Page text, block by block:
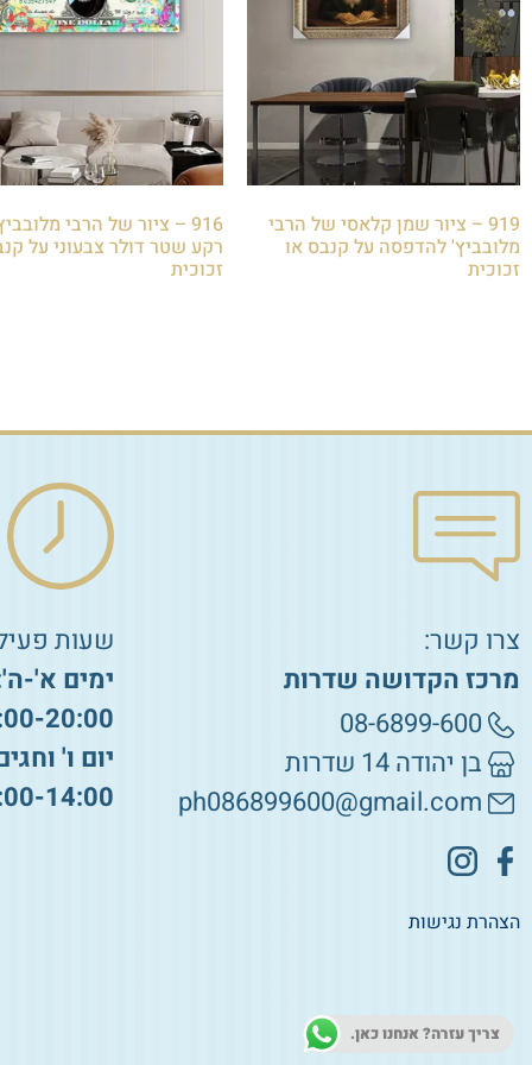
919 – ציור שמן קלאסי של הרבי
מלובביץ' להדפסה על קנבס או
זכוכית
916 – ציור של הרבי
רקע שטר דולר צבעוני על
זכוכית
צרו קשר:
מרכז הקדושה שדרות
08-6899-600
בן יהודה 14 שדרות
ph086899600@gmail.com
הצהרת נגישות
שעות
ימים א'-
20:00
יום ו'
14:00
צריך עזרה? אנחנו כאן.